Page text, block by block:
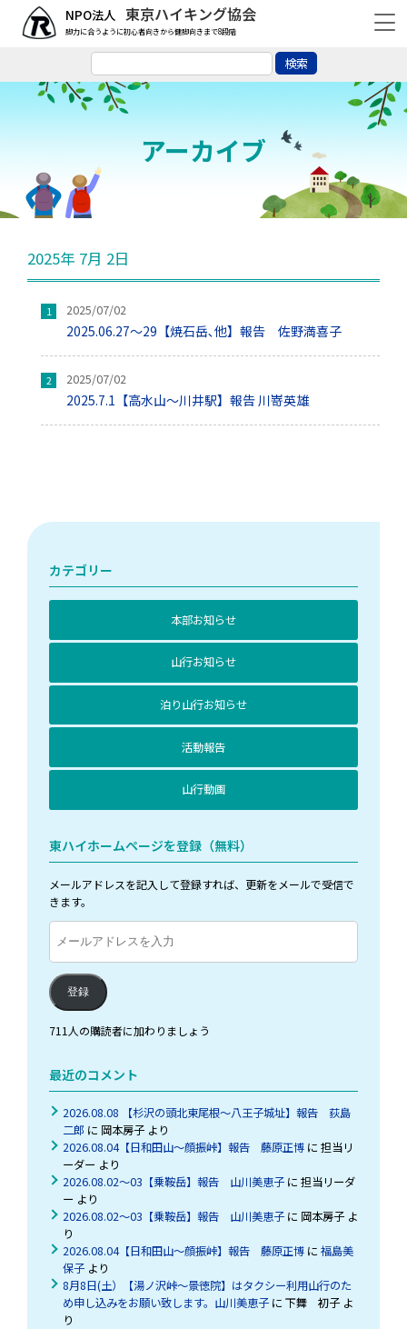
東京ハイキング協会
脚力に合うように初心者向きから健脚向きまで8段階
アーカイブ
2025年 7月 2日
2025.06.27～29【焼石岳､他】報告 佐野満喜子
2025/07/02
2025.7.1【高水山～川井駅】報告 川嵜英雄
2025/07/02
カテゴリー
本部お知らせ
山行お知らせ
泊り山行お知らせ
活動報告
山行動画
東ハイホームページを登録（無料）
メールアドレスを記入して登録すれば、更新をメールで受信で
きます。
メ
ー
ア
ド
レ
を
入
力
登録
711人の購読者に加わりましょう
最近のコメント
2026.08.08 【杉沢の頭北東尾根～八王子城址】報告 荻島
二郎 に 岡本房子 より
2026.08.04【日和田山～顔振峠】報告 藤原正博 に 担当リ
ーダー より
2026.08.02～03【乗鞍岳】報告 山川美恵子 に 担当リーダ
ー より
2026.08.02～03【乗鞍岳】報告 山川美恵子 に 岡本房子 よ
り
2026.08.04【日和田山～顔振峠】報告 藤原正博 に 福島美
保子 より
8月8日(土）【湯ノ沢峠〜景徳院】はタクシー利用山行のた
め申し込みをお願い致します。山川美恵子 に 下舞 初子 よ
り